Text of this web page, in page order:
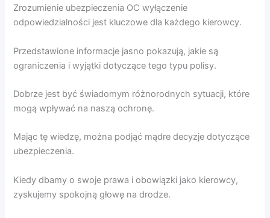
Zrozumienie ubezpieczenia OC wyłączenie
odpowiedzialności jest kluczowe dla każdego kierowcy.
Przedstawione informacje jasno pokazują, jakie są
ograniczenia i wyjątki dotyczące tego typu polisy.
Dobrze jest być świadomym różnorodnych sytuacji, które
mogą wpływać na naszą ochronę.
Mając tę wiedzę, można podjąć mądre decyzje dotyczące
ubezpieczenia.
Kiedy dbamy o swoje prawa i obowiązki jako kierowcy,
zyskujemy spokojną głowę na drodze.